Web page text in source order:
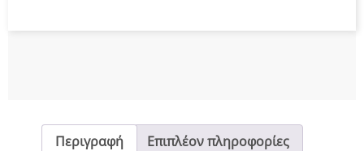
Περιγραφή
Επιπλέον πληροφορίες